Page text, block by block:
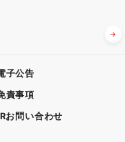
子公告
責事項
お問い合わせ